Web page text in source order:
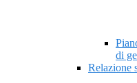
di
Relazione